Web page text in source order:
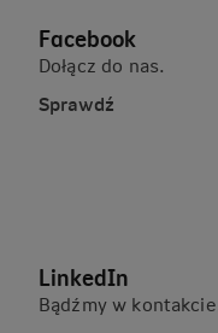
Facebook
Dołącz do nas.
Sprawdź
LinkedIn
Bądźmy w